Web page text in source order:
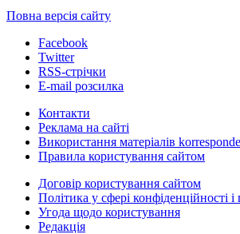
Повна версія сайту
Facebook
Twitter
RSS-стрічки
E-mail розсилка
Контакти
Реклама на сайті
Використання матеріалів
Правила користування сайтом
Договір користування сайтом
Політика у сфері конфіденційності
Угода щодо користування
Редакція